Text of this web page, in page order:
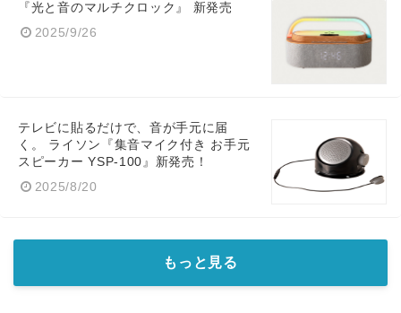
『光と音のマルチクロック』 新発売
2025/9/26
テレビに貼るだけで、音が手元に届
く。 ライソン『集音マイク付き お手元
スピーカー YSP-100』新発売！
2025/8/20
もっと見る